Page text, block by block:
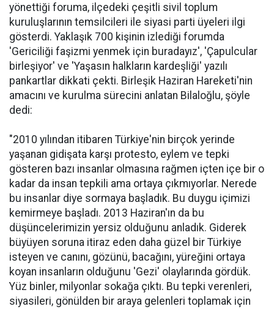
yönettiği foruma, ilçedeki çeşitli sivil toplum
kuruluşlarının temsilcileri ile siyasi parti üyeleri ilgi
gösterdi. Yaklaşık 700 kişinin izlediği forumda
'Gericiliği faşizmi yenmek için buradayız', 'Çapulcular
birleşiyor' ve 'Yaşasın halkların kardeşliği' yazılı
pankartlar dikkati çekti. Birleşik Haziran Hareketi'nin
amacını ve kurulma sürecini anlatan Bilaloğlu, şöyle
dedi:
"2010 yılından itibaren Türkiye'nin birçok yerinde
yaşanan gidişata karşı protesto, eylem ve tepki
gösteren bazı insanlar olmasına rağmen içten içe bir o
kadar da insan tepkili ama ortaya çıkmıyorlar. Nerede
bu insanlar diye sormaya başladık. Bu duygu içimizi
kemirmeye başladı. 2013 Haziran'ın da bu
düşüncelerimizin yersiz olduğunu anladık. Giderek
büyüyen soruna itiraz eden daha güzel bir Türkiye
isteyen ve canını, gözünü, bacağını, yüreğini ortaya
koyan insanların olduğunu 'Gezi' olaylarında gördük.
Yüz binler, milyonlar sokağa çıktı. Bu tepki verenleri,
siyasileri, gönülden bir araya gelenleri toplamak için